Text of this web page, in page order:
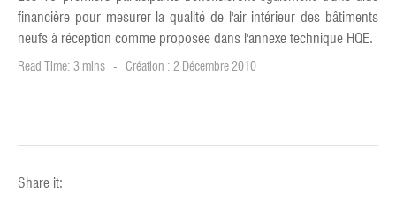
financière pour mesurer la qualité de l'air intérieur des bâtiments
neufs à réception comme proposée dans l'annexe technique HQE.
Read Time: 3 mins Création : 2 Décembre 2010
Share it: